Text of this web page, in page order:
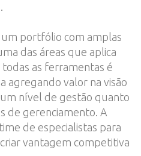
portfólio com amplas
das áreas que aplica
as ferramentas é
agregando valor na visão
nível de gestão quanto
de gerenciamento. A
de especialistas para
vantagem competitiva